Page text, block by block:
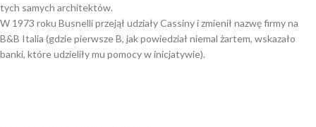
tych samych architektów.
W 1973 roku Busnelli przejął udziały Cassiny i zmienił nazwę firmy na
B&B Italia (gdzie pierwsze B, jak powiedział niemal żartem, wskazało
banki, które udzieliły mu pomocy w inicjatywie).